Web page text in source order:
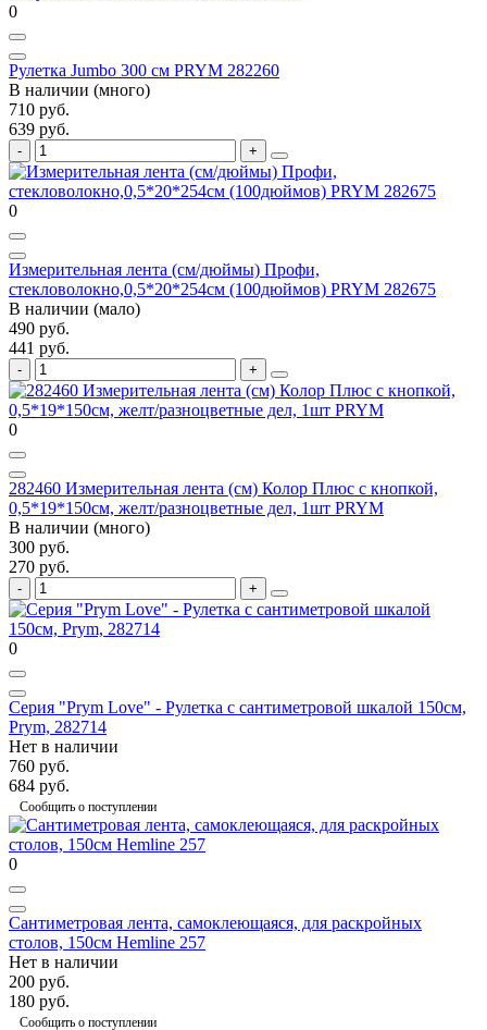
0
Рулетка Jumbo 300 см PRYM 282260
В наличии (много)
710 руб.
639 руб.
0
Измерительная лента (см/дюймы) Профи,
стекловолокно,0,5*20*254см (100дюймов) PRYM 282675
В наличии (мало)
490 руб.
441 руб.
0
282460 Измерительная лента (см) Колор Плюс с кнопкой,
0,5*19*150см, желт/разноцветные дел, 1шт PRYM
В наличии (много)
300 руб.
270 руб.
0
Серия "Prym Love" - Рулетка с сантиметровой шкалой 150см,
Prym, 282714
Нет в наличии
760 руб.
684 руб.
Сообщить о поступлении
0
Сантиметровая лента, самоклеющаяся, для раскройных
столов, 150см Hemline 257
Нет в наличии
200 руб.
180 руб.
Сообщить о поступлении